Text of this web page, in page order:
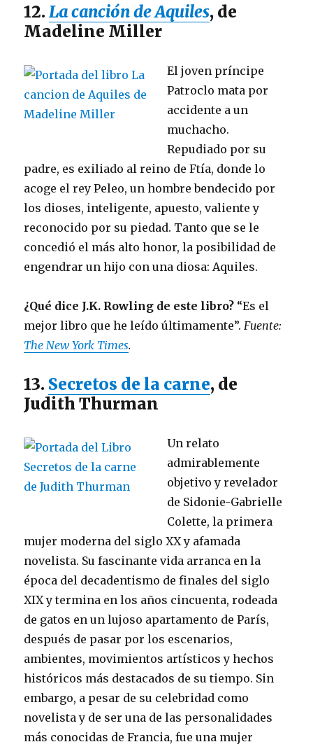
12.La canción de Aquiles, de
Madeline Miller
El joven príncipe
Patroclo mata por
accidente a un
muchacho.
Repudiado por su
padre, es exiliado al reino de Ftía, donde lo
acoge el rey Peleo, un hombre bendecido por
los dioses, inteligente, apuesto, valiente y
reconocido por su piedad. Tanto que se le
concedió el más alto honor, la posibilidad de
engendrar un hijo con una diosa: Aquiles.
¿Qué dice J.K. Rowling de este libro? “Es el
mejor libro que he leído últimamente”. Fuente:
The New York Times.
13. Secretos de la carne, de
Judith Thurman
Un relato
admirablemente
objetivo y revelador
de Sidonie-Gabrielle
Colette, la primera
mujer moderna del siglo XX y afamada
novelista. Su fascinante vida arranca en la
época del decadentismo de finales del siglo
XIX y termina en los años cincuenta, rodeada
de gatos en un lujoso apartamento de París,
después de pasar por los escenarios,
ambientes, movimientos artísticos y hechos
históricos más destacados de su tiempo. Sin
embargo, a pesar de su celebridad como
novelista y de ser una de las personalidades
más conocidas de Francia, fue una mujer